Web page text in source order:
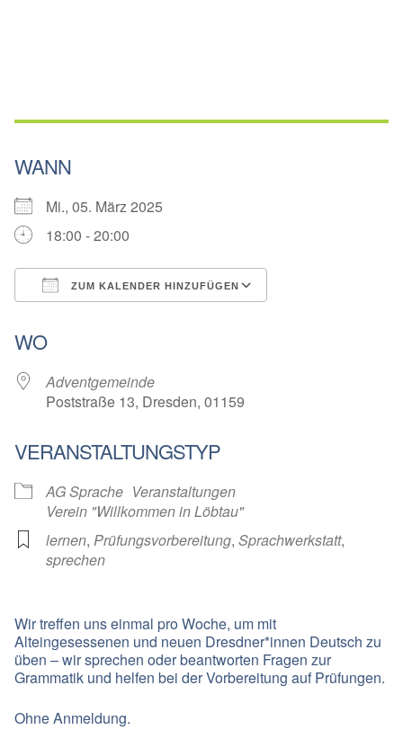
WANN
Mi., 05. März 2025
18:00 - 20:00
ZUM KALENDER HINZUFÜGEN
WO
Adventgemeinde
Poststraße 13, Dresden, 01159
VERANSTALTUNGSTYP
AG Sprache Veranstaltungen
Verein "Willkommen in Löbtau"
lernen, Prüfungsvorbereitung, Sprachwerkstatt,
sprechen
Wir treffen uns einmal pro Woche, um mit
Alteingesessenen und neuen Dresdner*innen Deutsch zu
üben – wir sprechen oder beantworten Fragen zur
Grammatik und helfen bei der Vorbereitung auf Prüfungen.
Ohne Anmeldung.